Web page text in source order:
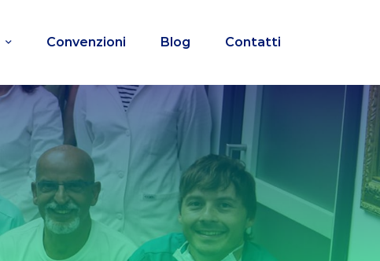
Convenzioni Blog Contatti